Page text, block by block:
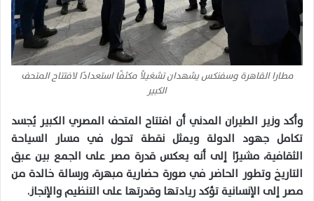
مطارا القاهرة وسفنكس يشهدان تشغيلًا مكثفًا استعدادًا لافتتاح المتحف
الكبير
وأكد وزير الطيران المدني أن افتتاح المتحف المصري الكبير يُجسد
تكامل جهود الدولة ويمثل نقطة تحول في مسار السياحة
الثقافية، مشيرًا إلى أنه يعكس قدرة مصر على الجمع بين عبق
التاريخ وتطور الحاضر في صورة حضارية مبهرة، ورسالة خالدة من
مصر إلى الإنسانية تؤكد ريادتها وقدرتها على التنظيم والإنجاز.